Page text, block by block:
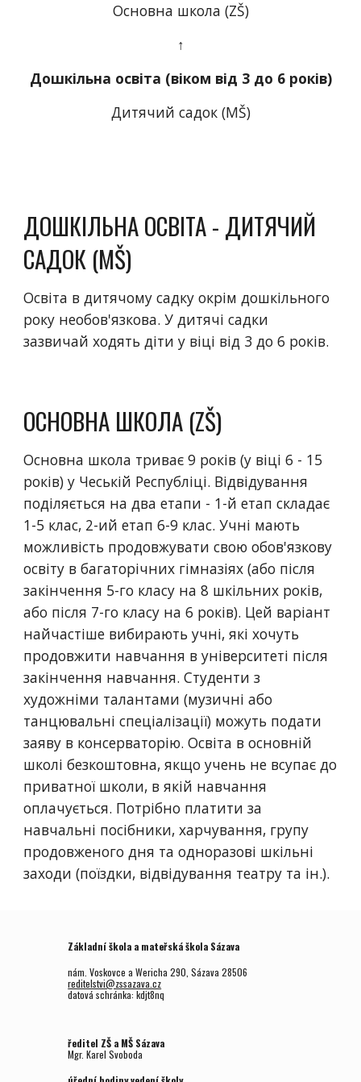
Основна школа (ZŠ)
↑
Дошкільна освіта (віком від 3 до 6 років)
Дитячий садок (MŠ)
ДОШКІЛЬНА ОСВІТА - ДИТЯЧИЙ
САДОК (MŠ)
Освіта в дитячому садку окрім дошкільного
року необов'язкова. У дитячі садки
зазвичай ходять діти у віці від 3 до 6 років.
ОСНОВНА ШКОЛА (ZŠ)
Основна школа триває 9 років (у віці 6 - 15
років) у Чеській Республіці. Відвідування
поділяється на два етапи - 1-й етап складає
1-5 клас, 2-ий етап 6-9 клас. Учні мають
можливість продовжувати свою обов'язкову
освіту в багаторічних гімназіях (або після
закінчення 5-го класу на 8 шкільних років,
або після 7-го класу на 6 років). Цей варіант
найчастіше вибирають учні, які хочуть
продовжити навчання в університеті після
закінчення навчання. Студенти з
художніми талантами (музичні або
танцювальні спеціалізації) можуть подати
заяву в консерваторію. Освіта в основній
школі безкоштовна, якщо учень не всупає до
приватної школи, в якій навчання
оплачується. Потрібно платити за
навчальні посібники, харчування, групу
продовженого дня та одноразові шкільні
заходи (поїздки, відвідування театру та ін.).
Základní škola a mateřská škola Sázava
nám. Voskovce a Wericha 290, Sázava 28506
reditelstvi@zssazava.cz
datová schránka: kdjt8nq
ředitel ZŠ a MŠ Sázava
Mgr.Karel Svoboda